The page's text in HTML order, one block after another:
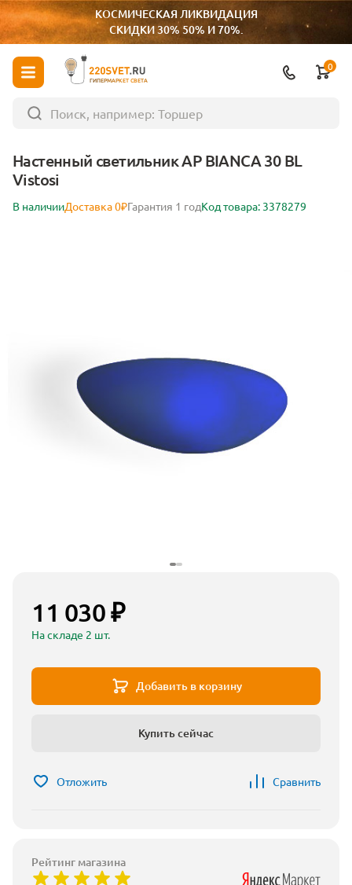
КОСМИЧЕСКАЯ ЛИКВИДАЦИЯ
СКИДКИ 30% 50% И 70%.
ГИПЕРМАРКЕТ СВЕТА
0
Настенный светильник AP BIANCA 30 BL
Vistosi
В наличииДоставка 0₽Гарантия 1 годКод товара: 3378279
11 030 ₽
На складе 2 шт.
Добавить в корзину
Купить сейчас
Отложить Сравнить
Рейтинг магазина